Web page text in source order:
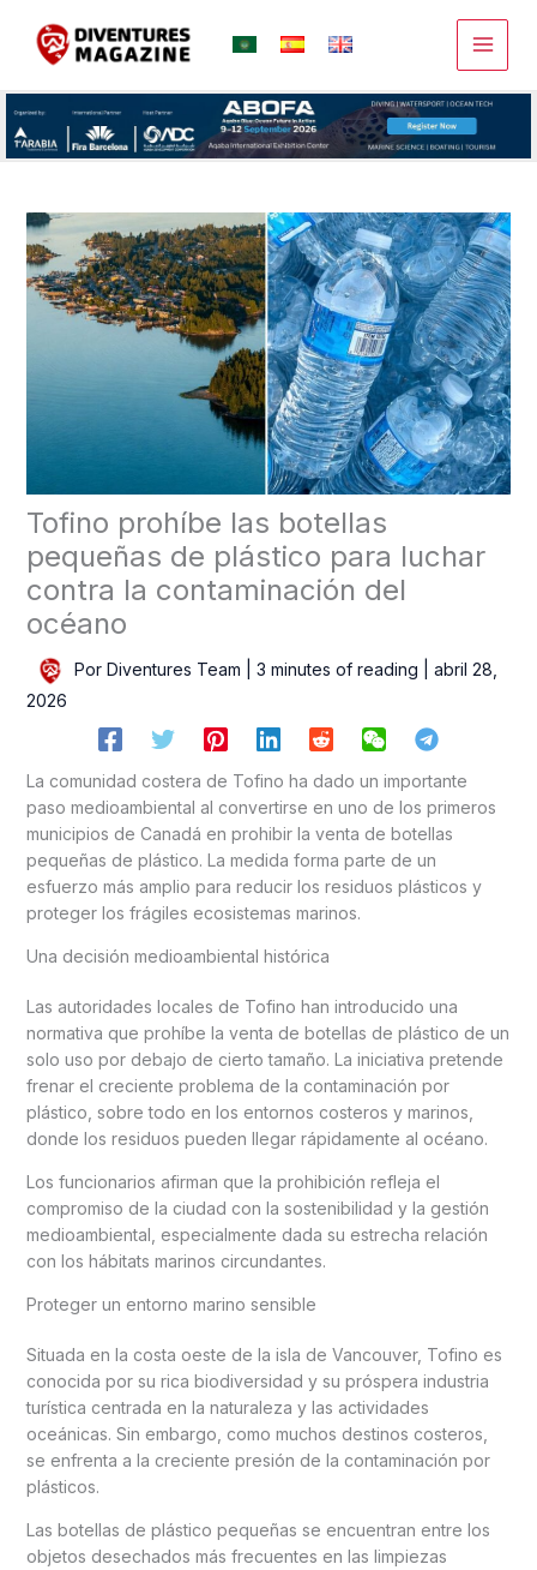
contenido
Tofino prohíbe las botellas
pequeñas de plástico para luchar
contra la contaminación del
océano
Por Diventures Team 3 minutes of reading
abril 28,
2026
La comunidad costera de Tofino ha dado un importante
paso medioambiental al convertirse en uno de los primeros
municipios de Canadá en prohibir la venta de botellas
pequeñas de plástico. La medida forma parte de un
esfuerzo más amplio para reducir los residuos plásticos y
proteger los frágiles ecosistemas marinos.
Una decisión medioambiental histórica
Las autoridades locales de Tofino han introducido una
normativa que prohíbe la venta de botellas de plástico de un
solo uso por debajo de cierto tamaño. La iniciativa pretende
frenar el creciente problema de la contaminación por
plástico, sobre todo en los entornos costeros y marinos,
donde los residuos pueden llegar rápidamente al océano.
Los funcionarios afirman que la prohibición refleja el
compromiso de la ciudad con la sostenibilidad y la gestión
medioambiental, especialmente dada su estrecha relación
con los hábitats marinos circundantes.
Proteger un entorno marino sensible
Situada en la costa oeste de la isla de Vancouver, Tofino es
conocida por su rica biodiversidad y su próspera industria
turística centrada en la naturaleza y las actividades
oceánicas. Sin embargo, como muchos destinos costeros,
se enfrenta a la creciente presión de la contaminación por
plásticos.
Las botellas de plástico pequeñas se encuentran entre los
objetos desechados más frecuentes en las limpiezas